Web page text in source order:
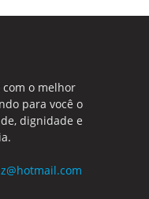
o melhor
para você o
dignidade e